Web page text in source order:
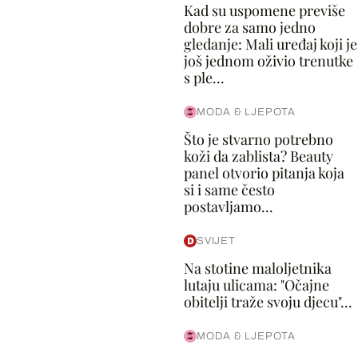
Kad su uspomene previše
dobre za samo jedno
gledanje: Mali uređaj koji je
još jednom oživio trenutke
s ple...
MODA & LJEPOTA
Što je stvarno potrebno
koži da zablista? Beauty
panel otvorio pitanja koja
si i same često
postavljamo...
SVIJET
Na stotine maloljetnika
lutaju ulicama: "Očajne
obitelji traže svoju djecu"...
MODA & LJEPOTA